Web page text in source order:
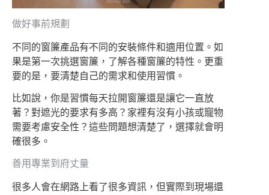
做好事前規劃
不同的窗簾產品有不同的安裝條件和適用位置。如
果是第一次挑選窗簾，了解各種窗簾的特性。更重
要的是，要清楚自己的需求和使用習慣。
比如說，你是習慣每天拉開窗簾還是讓它一直放
著？對遮光的要求有多高？家裡有沒有小孩或寵物
需要考慮安全性？這些問題想清楚了，選擇就會明
確很多。
善用專業到府丈量
很多人會在網路上看了很多資訊，但實際到現場還